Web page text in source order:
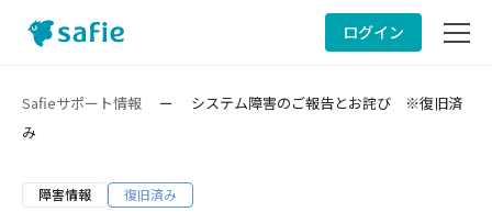
サービスサイト
ログイン
Safieサポート情報 ー システム障害のご報告とお詫び ※復旧済
み
障害情報 復旧済み